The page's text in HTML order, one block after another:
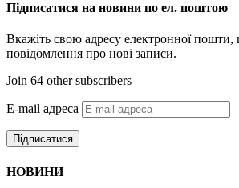
Підписатися на новини по ел. поштою
Вкажіть свою адресу електронної
повідомлення про нові записи.
Join 64 other subscribers
E-mail адреса
Підписатися
НОВИНИ